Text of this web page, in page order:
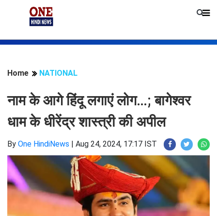
Home NATIONAL
नाम के आगे हिंदू लगाएं लोग…; बागेश्वर
धाम के धीरेंद्र शास्त्री की अपील
By One HindiNews | Aug 24, 2024, 17:17 IST